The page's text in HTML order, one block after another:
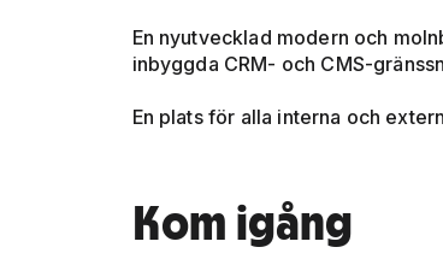
En nyutvecklad modern och
inbyggda CRM- och CMS-
En plats för alla interna och
Kom igång